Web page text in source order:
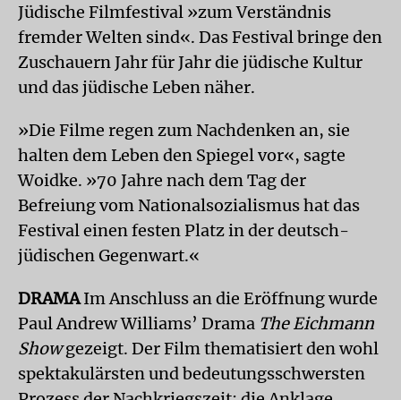
Jüdische Filmfestival »zum Verständnis
fremder Welten sind«. Das Festival bringe den
Zuschauern Jahr für Jahr die jüdische Kultur
und das jüdische Leben näher.
»Die Filme regen zum Nachdenken an, sie
halten dem Leben den Spiegel vor«, sagte
Woidke. »70 Jahre nach dem Tag der
Befreiung vom Nationalsozialismus hat das
Festival einen festen Platz in der deutsch-
jüdischen Gegenwart.«
DRAMAIm Anschluss an die Eröffnung wurde
Paul Andrew Williams’ Drama The Eichmann
Showgezeigt. Der Film thematisiert den wohl
spektakulärsten und bedeutungsschwersten